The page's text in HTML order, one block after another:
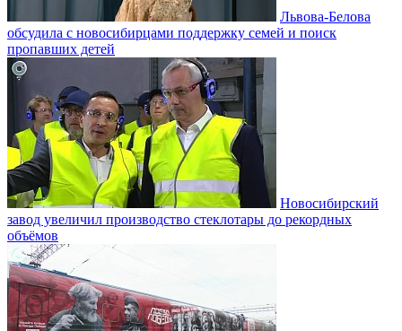
Львова-Белова
обсудила с новосибирцами поддержку семей и поиск
пропавших детей
Новосибирский
завод увеличил производство стеклотары до рекордных
объёмов